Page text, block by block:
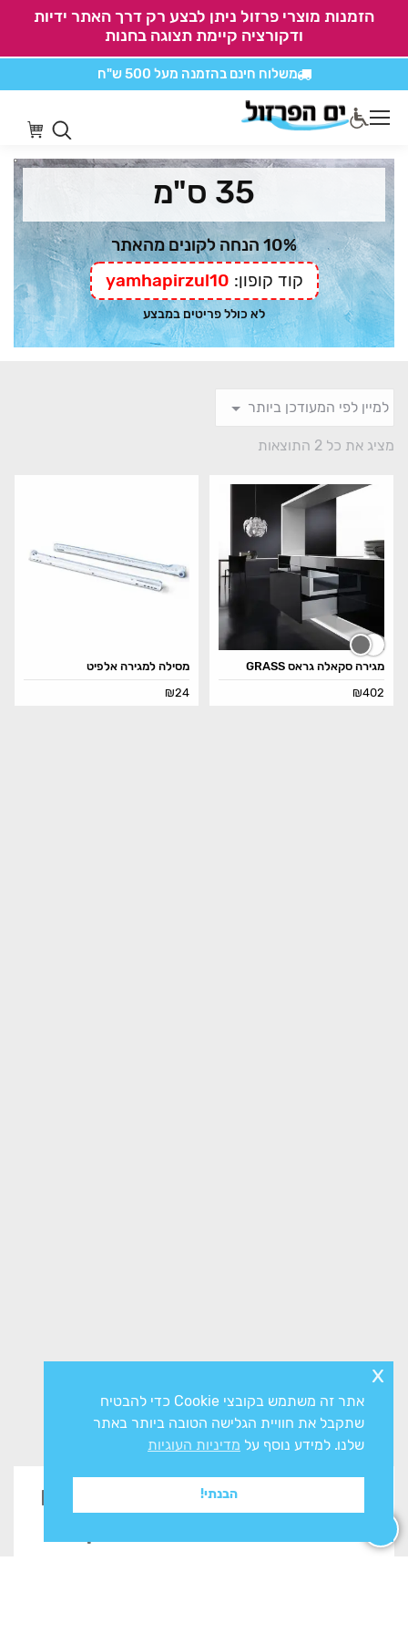
הזמנות מוצרי פרזול ניתן לבצע רק דרך האתר ידיות
ודקורציה קיימת תצוגה בחנות
משלוח חינם בהזמנה מעל 500 ש"ח
35 ס"מ
10% הנחה לקונים מהאתר
קוד קופון: yamhapirzul10
לא כולל פריטים במבצע
מציג את כל 2 התוצאות
מגירה סקאלה גראס GRASS
₪402
מסילה למגירה אלפיט
₪24
זקוקים לייעוץ? השאירו פרטים
אתר זה משתמש בקובצי Cookie כדי להבטיח
שתקבל את חוויית הגלישה הטובה ביותר באתר
שלנו. למידע נוסף על מדיניות העוגיות
הבנתי!
x